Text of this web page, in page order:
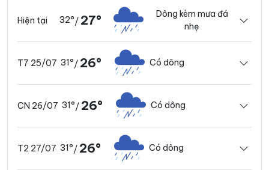
Hiện tại 32°/ 27°
Dông kèm mưa đá
nhẹ
T7 25/07 31°/ 26° Có dông
CN 26/07 31°/ 26° Có dông
T2 27/07 31°/ 26° Có dông